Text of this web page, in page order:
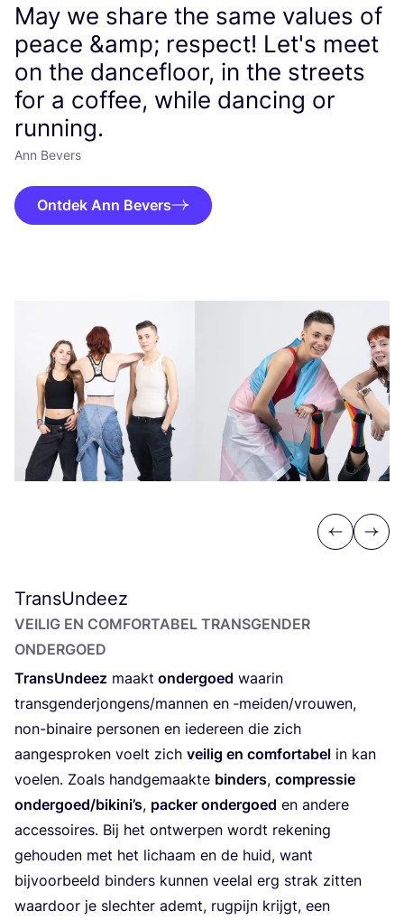
May we share the same values of
peace &amp; respect! Let's meet
on the dancefloor, in the streets
for a coffee, while dancing or
running.
Ann Bevers
Ontdek Ann Bevers
Previous
Next
TransUndeez
VEI­LIG EN COM­FOR­TA­BEL TRANS­GEN­DER
ONDERGOED
Trans­Un­deez maakt onder­goed waar­in
transgenderjongens/​mannen en ‑meiden/​vrouwen,
non-binai­re per­so­nen en ieder­een die zich
aan­ge­spro­ken voelt zich vei­lig en com­for­ta­bel in kan
voe­len. Zoals hand­ge­maak­te bin­ders, com­pres­sie
ondergoed/bikini’s, pac­ker onder­goed en ande­re
acces­soi­res. Bij het ont­wer­pen wordt reke­ning
gehou­den met het lichaam en de huid, want
bij­voor­beeld bin­ders kun­nen veel­al erg strak zit­ten
waar­door je slech­ter ademt, rug­pijn krijgt, een